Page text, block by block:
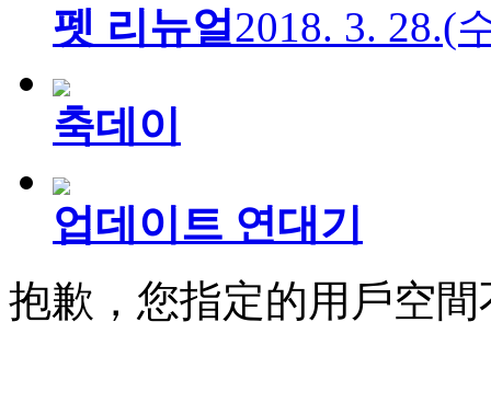
펫 리뉴얼2018. 3. 28.(
축데이
업데이트 연대기
抱歉，您指定的用戶空間